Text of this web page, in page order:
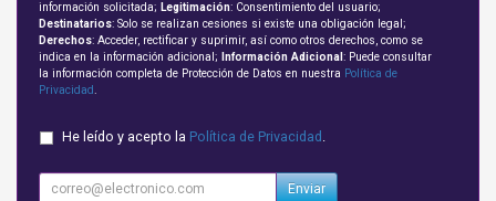
información solicitada; Legitimación: Consentimiento del usuario;
Destinatarios: Solo se realizan cesiones si existe una obligación legal;
Derechos: Acceder, rectificar y suprimir, así como otros derechos, como se
indica en la información adicional;
Información Adicional : Puede consultar
la información completa de Protección de Datos en nuestra Política de
Privacidad
He leído y acepto la Política de Privacidad .
Enviar